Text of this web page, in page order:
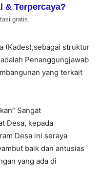
& Terpercaya?
gratis.
(Kades),sebagai struktur
Penanggungjawab
yang terkait
Sangat
Desa, kepada
Desa ini seraya
baik dan antusias
yang ada di